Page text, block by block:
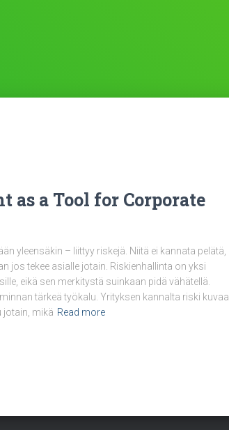
as a Tool for Corporate
yleensäkin – liittyy riskejä. Niitä ei kannata pelätä,
jos tekee asialle jotain. Riskienhallinta on yksi
eikä sen merkitystä suinkaan pidä vähätellä.
tärkeä työkalu. Yrityksen kannalta riski kuvaa
jotain, mikä Read more